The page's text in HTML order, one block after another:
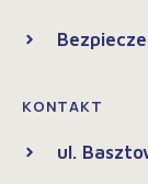
KONTAKT
ul.